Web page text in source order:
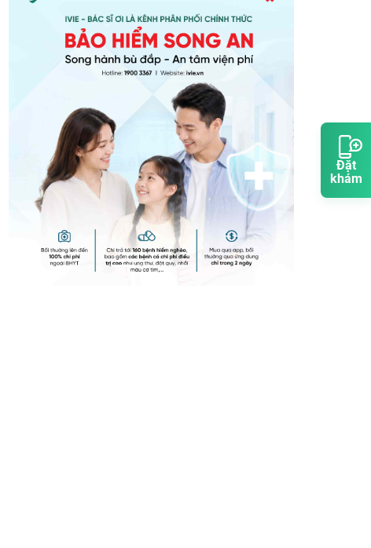
Đặt
khám